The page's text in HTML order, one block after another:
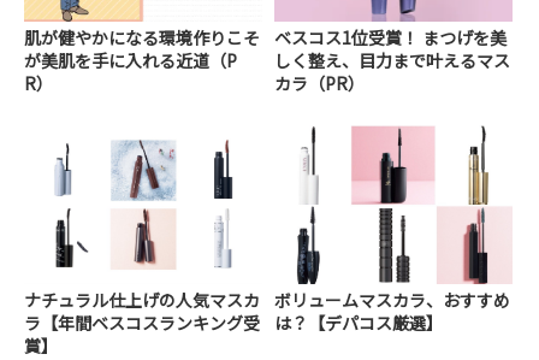
肌が健やかになる環境作りこそ
が美肌を手に入れる近道（P
R）
ベスコス1位受賞！ まつげを美
しく整え、目力まで叶えるマス
カラ（PR）
ナチュラル仕上げの人気マスカ
ラ【年間ベスコスランキング受
賞】
ボリュームマスカラ、おすすめ
は？【デパコス厳選】